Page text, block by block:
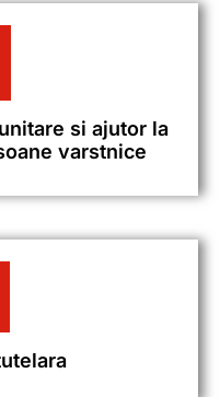
si ajutor la
varstnice